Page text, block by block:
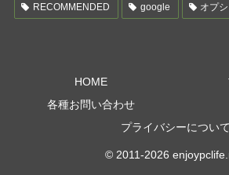
RECOMMENDED google オプ
HOME
各種お問い合わせ
プライバシーについて
© 2011-2026